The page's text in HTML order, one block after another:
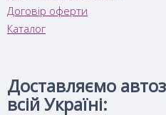
Договір оферти
Каталог
Доставляємо
всій Україні: